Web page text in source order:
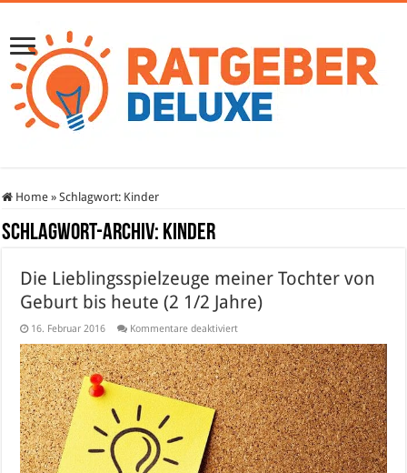
Home » Schlagwort: Kinder
Schlagwort-Archiv: Kinder
Die Lieblingsspielzeuge meiner Tochter von
Geburt bis heute (2 1/2 Jahre)
16. Februar 2016 Kommentare deaktiviertfür
Lieblingsspielzeuge
meiner
Tochter
von
Geburt
bis
heute
(2
1/2
Jahre)